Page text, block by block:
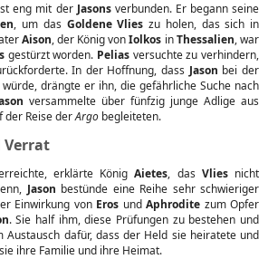
eng mit der Jasonsverbunden. Er begann seine
, um das Goldene Vlies zu holen, das sich in
Aison, der König vonIolkos inThessalien, war
gestürzt worden. Pelias versuchte zu verhindern,
In der Hoffnung, dass Jason bei der
drängte er ihn, die gefährliche Suche nach
versammelte über fünfzig junge Adlige aus
der Reise derArgo begleiteten.
Verrat
erklärte KönigAietes, das Vliesnicht
Jason bestünde eine Reihe sehr schwieriger
Einwirkung von Eros und Aphrodite zum Opfer
. Sie half ihm, diese Prüfungen zu bestehen und
Austausch dafür, dass der Held sie heiratete und
ihre Familie und ihre Heimat.